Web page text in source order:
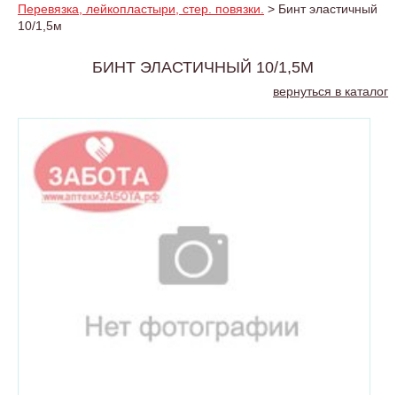
Перевязка, лейкопластыри, стер. повязки. > Бинт эластичный
10/1,5м
БИНТ ЭЛАСТИЧНЫЙ 10/1,5М
вернуться в каталог